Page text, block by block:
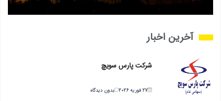
آخرین اخبار
شرکت پارس سویچ
27 فوریه 2026 بدون دیدگاه